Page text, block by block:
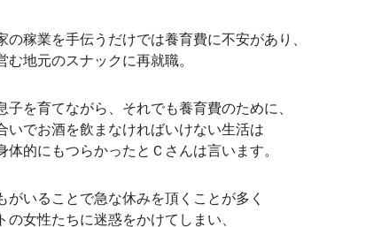
の稼業を手伝うだけでは養育費に不安があり、
む地元のスナックに再就職。
子を育てながら、それでも養育費のために、
いでお酒を飲まなければいけない生活は
体的にもつらかったとＣさんは言います。
がいることで急な休みを頂くことが多く
の女性たちに迷惑をかけてしまい、